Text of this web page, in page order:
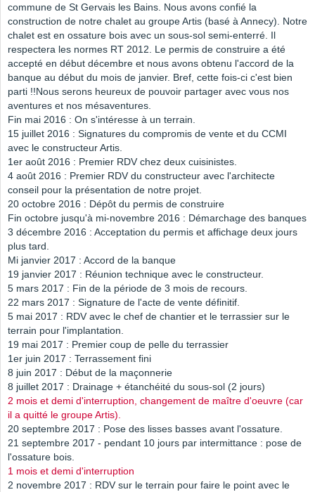
commune de St Gervais les Bains. Nous avons confié la
construction de notre chalet au groupe Artis (basé à Annecy). Notre
chalet est en ossature bois avec un sous-sol semi-enterré. Il
respectera les normes RT 2012. Le permis de construire a été
accepté en début décembre et nous avons obtenu l'accord de la
banque au début du mois de janvier. Bref, cette fois-ci c'est bien
parti !!Nous serons heureux de pouvoir partager avec vous nos
aventures et nos mésaventures.
Fin mai 2016 : On s'intéresse à un terrain.
15 juillet 2016 : Signatures du compromis de vente et du CCMI
avec le constructeur Artis.
1er août 2016 : Premier RDV chez deux cuisinistes.
4 août 2016 : Premier RDV du constructeur avec l'architecte
conseil pour la présentation de notre projet.
20 octobre 2016 : Dépôt du permis de construire
Fin octobre jusqu'à mi-novembre 2016 : Démarchage des banques
3 décembre 2016 : Acceptation du permis et affichage deux jours
plus tard.
Mi janvier 2017 : Accord de la banque
19 janvier 2017 : Réunion technique avec le constructeur.
5 mars 2017 : Fin de la période de 3 mois de recours.
22 mars 2017 : Signature de l'acte de vente définitif.
5 mai 2017 : RDV avec le chef de chantier et le terrassier sur le
terrain pour l'implantation.
19 mai 2017 : Premier coup de pelle du terrassier
1er juin 2017 : Terrassement fini
8 juin 2017 : Début de la maçonnerie
8 juillet 2017 : Drainage + étanchéité du sous-sol (2 jours)
2 mois et demi d'interruption, changement de maître d'oeuvre (car
il a quitté le groupe Artis).
20 septembre 2017 : Pose des lisses basses avant l'ossature.
21 septembre 2017 - pendant 10 jours par intermittance : pose de
l'ossature bois.
1 mois et demi d'interruption
2 novembre 2017 : RDV sur le terrain pour faire le point avec le